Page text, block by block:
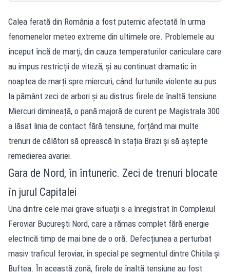
Calea ferată din România a fost puternic afectată în urma
fenomenelor meteo extreme din ultimele ore. Problemele au
început încă de marți, din cauza temperaturilor caniculare care
au impus restricții de viteză, și au continuat dramatic în
noaptea de marți spre miercuri, când furtunile violente au pus
la pământ zeci de arbori și au distrus firele de înaltă tensiune.
Miercuri dimineață, o pană majoră de curent pe Magistrala 300
a lăsat linia de contact fără tensiune, forțând mai multe
trenuri de călători să oprească în stația Brazi și să aștepte
remedierea avariei.
Gara de Nord, în întuneric. Zeci de trenuri blocate
în jurul Capitalei
Una dintre cele mai grave situații s-a înregistrat în Complexul
Feroviar București Nord, care a rămas complet fără energie
electrică timp de mai bine de o oră. Defecțiunea a perturbat
masiv traficul feroviar, în special pe segmentul dintre Chitila și
Buftea. În această zonă, firele de înaltă tensiune au fost